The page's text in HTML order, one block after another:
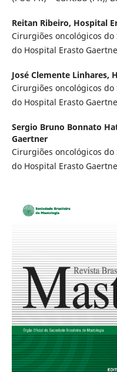
Reitan Ribeiro, Hospital
Cirurgiões oncológicos do
do Hospital Erasto
José Clemente Linhares,
Cirurgiões oncológicos do
do Hospital Erasto
Sergio Bruno Bonnato
Gaertner
Cirurgiões oncológicos do
do Hospital Erasto